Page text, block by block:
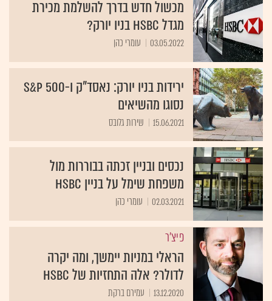
מכשול חדש בדרך להשלמת מכירת
מגדל HSBC בניו יורק?
03.05.2022 עומרי כהן
ירידות בניו יורק: נאסד"ק ו-S&P 500
נסוגו מהשיאים
15.06.2021 שירות גלובס
נכסים ובניין זכתה בבוררות מול
משפחת שימל על בניין HSBC
02.03.2021 עומרי כהן
פיצ'ר
הראלי במניות יימשך, ומה יקרה
לדולר? אלה התחזיות של HSBC
13.12.2020 עמירם ברקת